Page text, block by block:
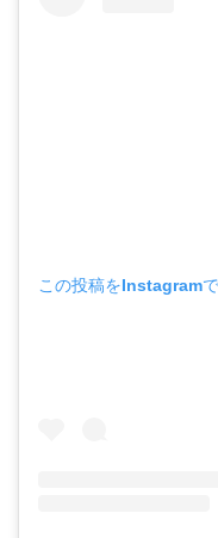
この投稿をInstagram